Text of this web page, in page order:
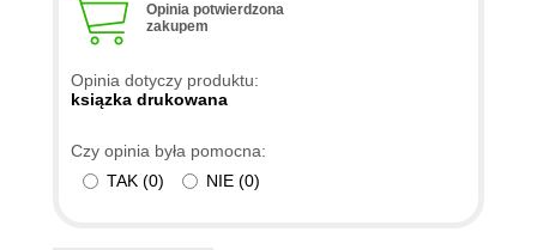
Opinia potwierdzona
zakupem
Opinia dotyczy produktu:
ksiązka drukowana
Czy opinia była pomocna:
TAK (0) NIE (0)